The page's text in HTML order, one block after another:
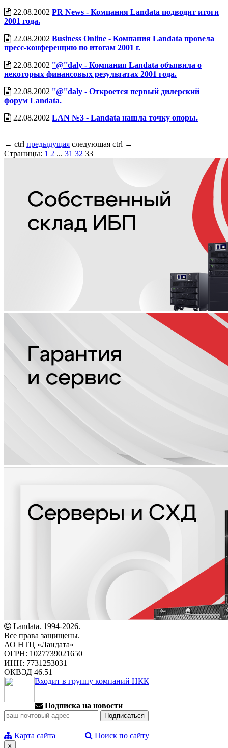
22.08.2002 PR News - Компания Landata подводит итоги
2001 года.
22.08.2002 Business Online - Компания Landata провела
пресс-конференцию по итогам 2001 г.
22.08.2002 ''@''daly - Компания Landata объявила о
некоторых финансовых результатах 2001 года.
22.08.2002 ''@''daly - Откроется первый дилерский
форум Landata.
22.08.2002 LAN №3 - Landata нашла точку опоры.
← ctrl предыдущая следующая ctrl →
Страницы: 1 2 ... 31 32 33
Landata. 1994-2026.
Все права защищены.
АО НТЦ «Ландата»
ОГРН: 1027739021650
ИНН: 7731253031
ОКВЭД 46.51
Входит в группу компаний НКК
Подписка на новости
Карта сайта Поиск по сайту
x